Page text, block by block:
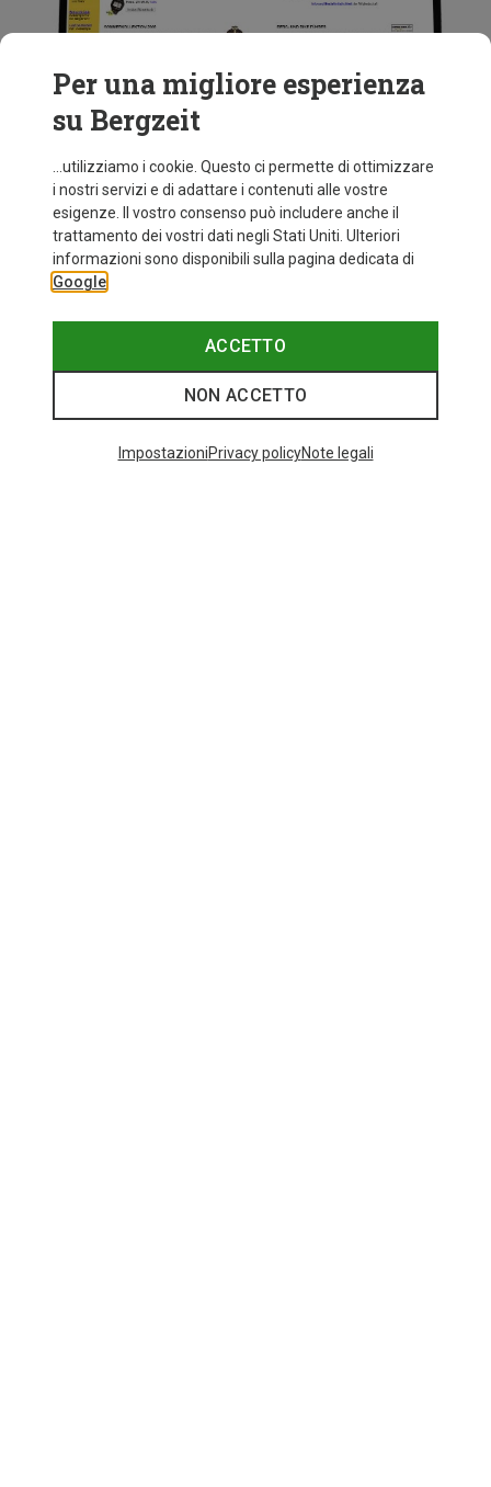
2001
Viene messo online lo shop di Bergzeit
Per una migliore esperienza
su Bergzeit
...utilizziamo i cookie. Questo ci permette di ottimizzare
i nostri servizi e di adattare i contenuti alle vostre
esigenze. Il vostro consenso può includere anche il
trattamento dei vostri dati negli Stati Uniti. Ulteriori
informazioni sono disponibili sulla pagina dedicata di
Google
ACCETTO
NON ACCETTO
ImpostazioniPrivacy policyNote legali